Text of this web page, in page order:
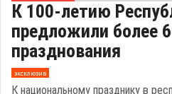
К 100-летию
предложили более
празднования
эксклюзив
К национальному празднику в